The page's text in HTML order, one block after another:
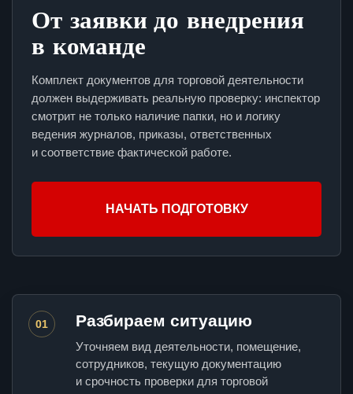
От заявки до внедрения
в команде
Комплект документов для торговой деятельности
должен выдерживать реальную проверку: инспектор
смотрит не только наличие папки, но и логику
ведения журналов, приказы, ответственных
и соответствие фактической работе.
НАЧАТЬ ПОДГОТОВКУ
01 Разбираем ситуацию
Уточняем вид деятельности, помещение,
сотрудников, текущую документацию
и срочность проверки для торговой